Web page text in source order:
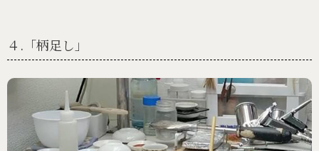
４.「柄足し」